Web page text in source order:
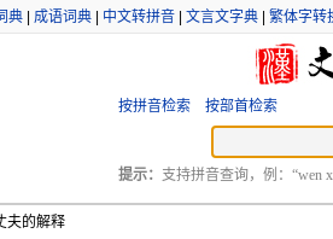
典 成语词典 中文转拼音 文言文字典 繁体字转
按拼音检索 按部首检索
提示： 支持拼音查询，例：“wen
夫的解释